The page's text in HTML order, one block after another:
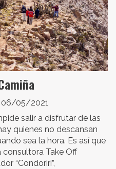
06/05/2021
salir a disfrutar de las
quienes no descansan
sea la hora. Es así que
Take Off
“Condoriri”,